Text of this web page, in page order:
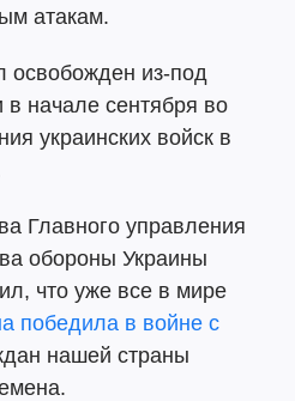
атакам.
освобожден из-под
в начале сентября во
украинских войск в
Главного управления
обороны Украины
что уже все в мире
победила в войне с
нашей страны